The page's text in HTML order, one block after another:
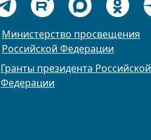
Министерство просвещения
Российской Федерации
Гранты президента Российской
Федерации